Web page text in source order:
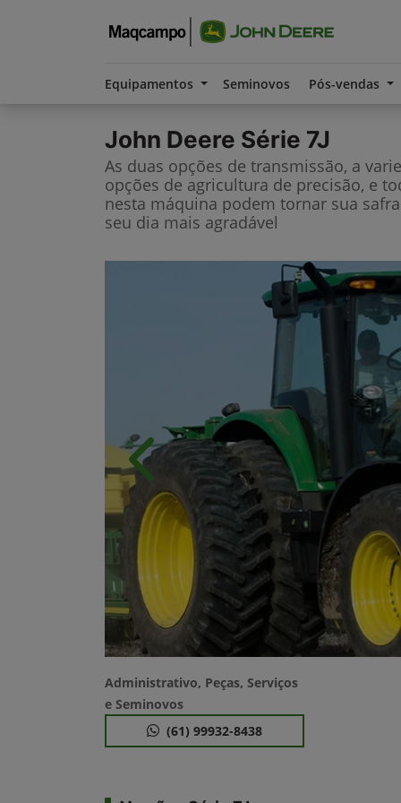
Equipamentos Seminovos Pós-vendas
John Deere Série 7J
As duas opções de transmissão, a
opções de agricultura de precisão, e
nesta máquina podem tornar sua
seu dia mais agradável
Anterior
Administrativo, Peças, Serviços
e Seminovos
(61) 99932-8438